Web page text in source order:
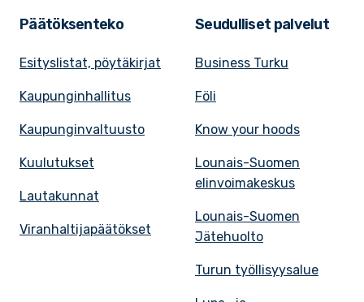
Päätöksenteko
Esityslistat, pöytäkirjat
Kaupunginhallitus
Kaupunginvaltuusto
Kuulutukset
Lautakunnat
Viranhaltijapäätökset
Seudulliset palvelut
Business Turku
Föli
Know your hoods
Lounais-Suomen
elinvoimakeskus
Lounais-Suomen
Jätehuolto
Turun työllisyysalue